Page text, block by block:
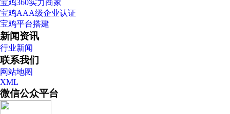
宝鸡360实力商家
宝鸡AAA级企业认证
宝鸡平台搭建
新闻资讯
行业新闻
联系我们
网站地图
XML
微信公众平台